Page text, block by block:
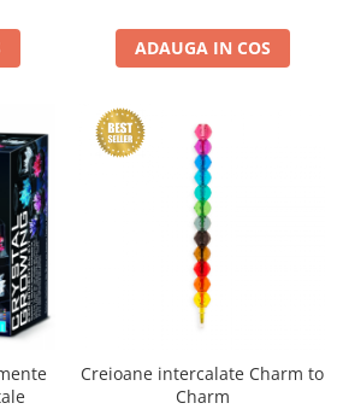
ADAUGA IN COS
Creioane intercalate Charm to
Charm